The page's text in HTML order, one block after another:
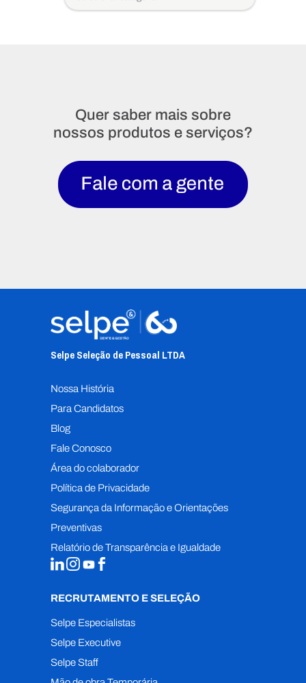
Quer saber mais sobre
nossos produtos e serviços?
Selpe Seleção de Pessoal LTDA
Nossa História
Para Candidatos
Blog
Fale Conosco
Área do colaborador
Política de Privacidade
Segurança da Informação e Orientações
Preventivas
Relatório de Transparência e Igualdade
RECRUTAMENTO E SELEÇÃO
Selpe Especialistas
Selpe Executive
Selpe Staff